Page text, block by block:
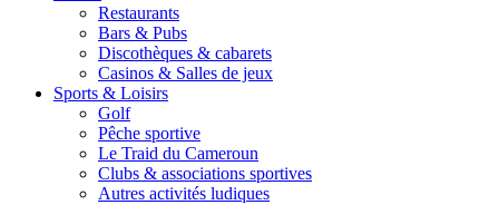
Restaurants
Bars & Pubs
Discothèques & cabarets
Casinos & Salles de jeux
Sports & Loisirs
Golf
Pêche sportive
Le Traid du Cameroun
Clubs & associations sportives
Autres activités ludiques